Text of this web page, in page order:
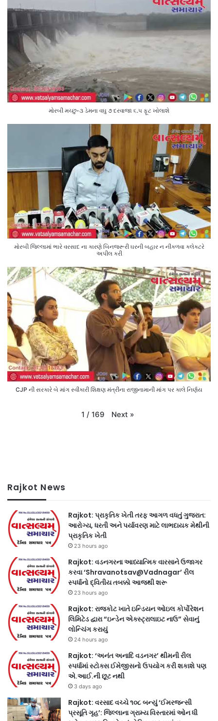
મોરબી મચ્છુ-૩ ડેમના વઘુ ૭ દરવાજા ૬.૫ ફૂટ ખોલાશે
મોરબી જિલ્લામાં ભારે વરસાદ ના કારણે બિનજરૂરી ઘરની બહાર ન નીકળવા કલેક્ટરે
અપીલ કરી
CJP ની સરકારે બે માંગ સ્વીકારી શિક્ષણ મંત્રીના રાજીનામાની માંગ પર કાલે નિર્ણય
1 / 169 Next »
Rajkot News
Rajkot: પ્રાકૃતિક ખેતી તરફ આગળ વધતું ગુજરાત:
આરોગ્ય, ધરતી અને પર્યાવરણ માટે લાભદાયક મેથીની
પ્રાકૃતિક ખેતી
23 hours ago
Rajkot: વડનગરના આધ્યાત્મિક વારસાને ઉજાગર
કરવા ‘Shravanotsav@Vadnagar’ રીલ
સ્પર્ધાનો દ્વિતીય તબક્કો આજથી શરૂ
23 hours ago
Rajkot: રાજકોટ ખાતે ઇન્ડિયન ઓઇલ કોર્પોરેશન
લિમિટેડ દ્વારા “ઇન્ડેન એક્સ્ટ્રાલાઇટ નાઉ” સેવાનું
લોન્ચિંગ કરાયું
24 hours ago
Rajkot: ‘અનંત અનાદિ વડનગર’ થીમની રીલ
સ્પર્ધામાં સ્ટોક્સ ઈમેજીસનો ઉપયોગ કરી શકાશે પણ
એ.આઈ.ની છૂટ નથી
3 days ago
Rajkot: વરસાદ વચ્ચે ૧૦૮ બન્યું ‘ઈમરજન્સી
પ્રસૂતિ ગૃહ’: જિલ્લાના ગ્રામ્ય વિસ્તારમાં ઓન ધી